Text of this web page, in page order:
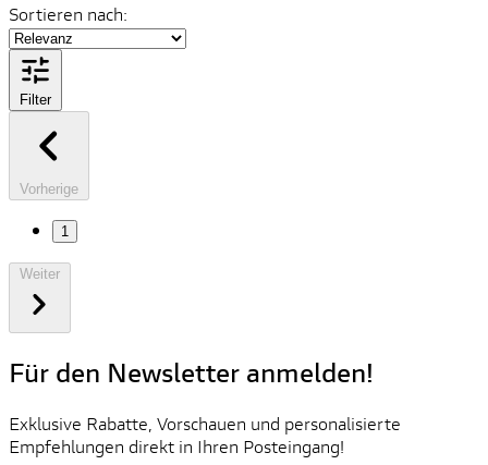
Sortieren nach:
Filter
Vorherige
1
Für den Newsletter anmelden!
Exklusive Rabatte, Vorschauen und personalisierte
Empfehlungen direkt in Ihren Posteingang!